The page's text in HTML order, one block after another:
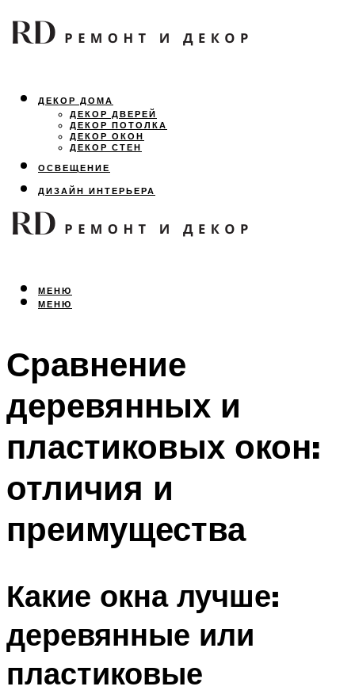
ДЕКОР ДОМА
ДЕКОР ДВЕРЕЙ
ДЕКОР ПОТОЛКА
ДЕКОР ОКОН
ДЕКОР СТЕН
ОСВЕЩЕНИЕ
ДИЗАЙН ИНТЕРЬЕРА
ЛАНДШАФТНЫЙ ДИЗАЙН
ВСЕ ПРО РЕМОНТ
МЕНЮ
МЕНЮ
Сравнение
деревянных и
пластиковых окон:
отличия и
преимущества
Какие окна лучше:
деревянные или
пластиковые